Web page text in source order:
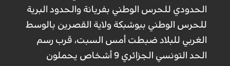
الحدودي للحرس الوطني بفريانة والحدود البرية
للحرس الوطني ببوشبكة ولاية القصرين بالوسط
الغربي للبلاد ضبطت أمس السبت، قرب رسم
الحد التونسي الجزائري 9 أشخاص يحملون